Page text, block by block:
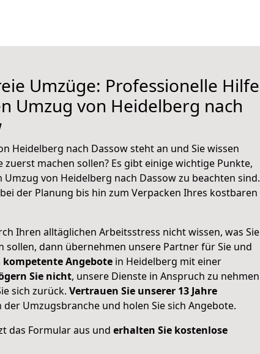
Umzüge: Professionelle Hilfe
Umzug von Heidelberg nach
Heidelberg nach Dassow steht an und Sie wissen
zuerst machen sollen? Es gibt einige wichtige Punkte,
Umzug von Heidelberg nach Dassow zu beachten sind.
der Planung bis hin zum Verpacken Ihres kostbaren
Ihren alltäglichen Arbeitsstress nicht wissen, was Sie
sollen, dann übernehmen unsere Partner für Sie und
kompetente Angebote in Heidelberg mit einer
Sie nicht, unsere Dienste in Anspruch zu nehmen
sich zurück. Vertrauen Sie unserer 13 Jahre
der Umzugsbranche und holen Sie sich Angebote.
das Formular aus und erhalten Sie kostenlose